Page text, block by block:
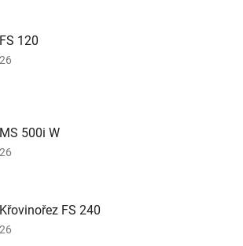
120
500i W
FS 240